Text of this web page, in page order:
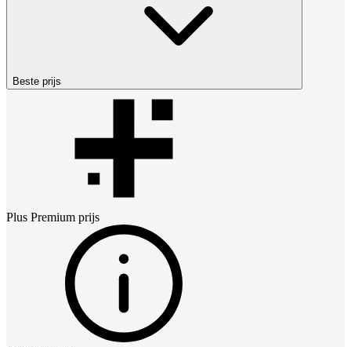
Beste prijs
Plus Premium prijs